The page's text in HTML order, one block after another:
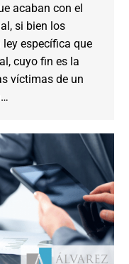
acaban con el
si bien los
específica que
cuyo fin es la
víctimas de un